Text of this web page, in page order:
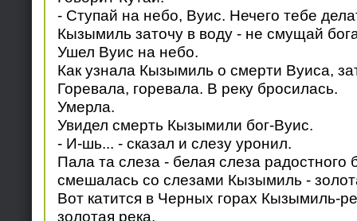
- Ступай на небо, Вуис. Нечего тебе
Кызымиль заточу в воду - не смущай
Ушел Вуис на небо.
Как узнала Кызымиль о смерти Вуиса,
Горевала, горевала. В реку бросилась.
Умерла.
Увидел смерть Кызымили бог-Вуис.
- И-шь... - сказал и слезу уронил.
Пала та слеза - белая слеза радостного
смешалась со слезами Кызымиль -
Вот катится в Черных горах Кызымиль-
золотая река.